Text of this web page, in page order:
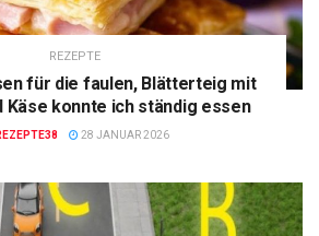
REZEPTE
für die faulen, Blätterteig mit
Käse konnte ich ständig essen
28 JANUAR 2026